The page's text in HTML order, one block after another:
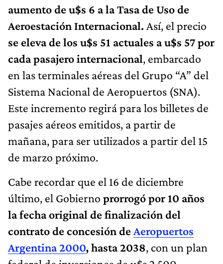
aumento de u$s 6 a la Tasa de Uso de
Aeroestación Internacional. Así, el precio
se eleva de los u$s 51 actuales a u$s 57 por
cada pasajero internacional, embarcado
en las terminales aéreas del Grupo “A” del
Sistema Nacional de Aeropuertos (SNA).
Este incremento regirá para los billetes de
pasajes aéreos emitidos, a partir de
mañana, para ser utilizados a partir del 15
de marzo próximo.
Cabe recordar que el 16 de diciembre
último, el Gobierno prorrogó por 10 años
la fecha original de finalización del
contrato de concesión deAeropuertos
Argentina 2000, hasta 2038, con un plan